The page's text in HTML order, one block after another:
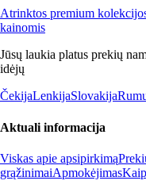
Atrinktos premium
kainomis
Jūsų laukia platus prekių
idėjų
ČekijaLenkijaSlovakija
Aktuali informacija
Viskas apie apsipirkimą
grąžinimaiApmokėjimas